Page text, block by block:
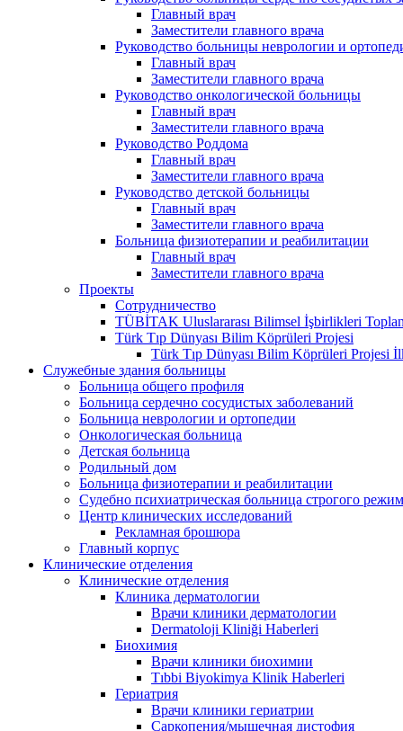
Главный врач
Заместители главного врача
Руководство больницы неврологии и
Главный врач
Заместители главного врача
Руководство онкологической больницы
Главный врач
Заместители главного врача
Руководство Роддома
Главный врач
Заместители главного врача
Руководство детской больницы
Главный врач
Заместители главного врача
Больница физиотерапии и реабилитации
Главный врач
Заместители главного врача
Проекты
Сотрудничество
TÜBİTAK Uluslararası Bilimsel İşbirlikleri
Türk Tıp Dünyası Bilim Köprüleri Projesi
Türk Tıp Dünyası Bilim Köprüleri Projesi
Служебные здания больницы
Больница общего профиля
Больница сердечно сосудистых заболеваний
Больница неврологии и ортопедии
Онкологическая больница
Детская больница
Родильный дом
Больница физиотерапии и реабилитации
Судебно психиатрическая больница строгого
Центр клинических исследований
Рекламная брошюра
Главный корпус
Клинические отделения
Клинические отделения
Клиника дерматологии
Врачи клиники дерматологии
Dermatoloji Kliniği Haberleri
Биохимия
Врачи клиники биохимии
Tıbbi Biyokimya Klinik Haberleri
Гериатрия
Врачи клиники гериатрии
Саркопения/мышечная дистофия